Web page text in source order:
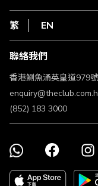
HKT
私隱聲明
使用條款
條款及細則
不歧視及不騷擾聲明
認可牌照及通告
繁 EN
聯絡我們
香港鰂魚涌英皇道979
(852) 183 3000